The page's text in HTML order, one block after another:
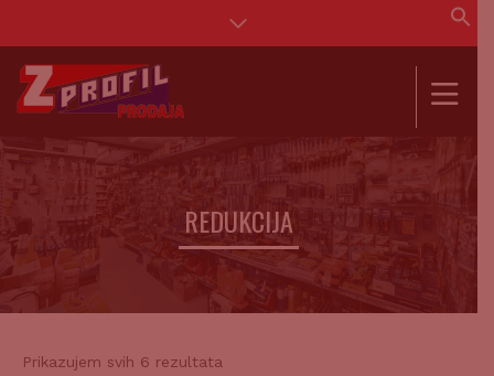
REDUKCIJA
Prikazujem svih 6 rezultata